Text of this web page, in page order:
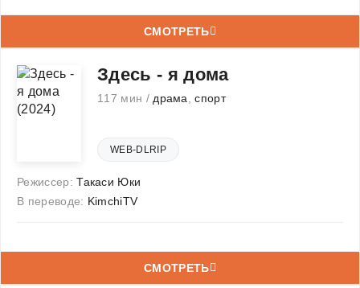
СМОТРЕТЬ
Здесь - я дома
117 мин / драма ,спорт
WEB-DLRIP
Режиссер: Такаси Юки
В переводе: KimchiTV
СМОТРЕТЬ